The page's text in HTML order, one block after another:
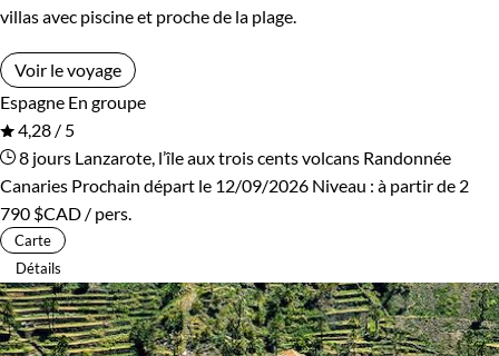
villas avec piscine et proche de la plage.
Voir le voyage
Espagne En groupe
4,28 / 5
8 jours Lanzarote, l’île aux trois cents volcans Randonnée
Canaries Prochain départ le 12/09/2026 Niveau : à partir de 2
790 $CAD / pers.
Carte
Détails